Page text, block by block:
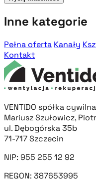
Inne kategorie
Pełna oferta Kanały
Kontakt
VENTIDO spółka cywilna
Mariusz Szułowicz,
ul. Dębogórska 35b
71-717 Szczecin
NIP: 955 255 12 92
REGON: 387653995